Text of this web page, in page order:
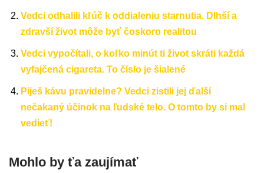
Vedci odhalili kľúč k oddialeniu starnutia. Dlhší a
zdravší život môže byť čoskoro realitou
Vedci vypočítali, o koľko minút ti život skráti každá
vyfajčená cigareta. To číslo je šialené
Piješ kávu pravidelne? Vedci zistili jej ďalší
nečakaný účinok na ľudské telo. O tomto by si mal
vedieť!
Mohlo by ťa zaujímať